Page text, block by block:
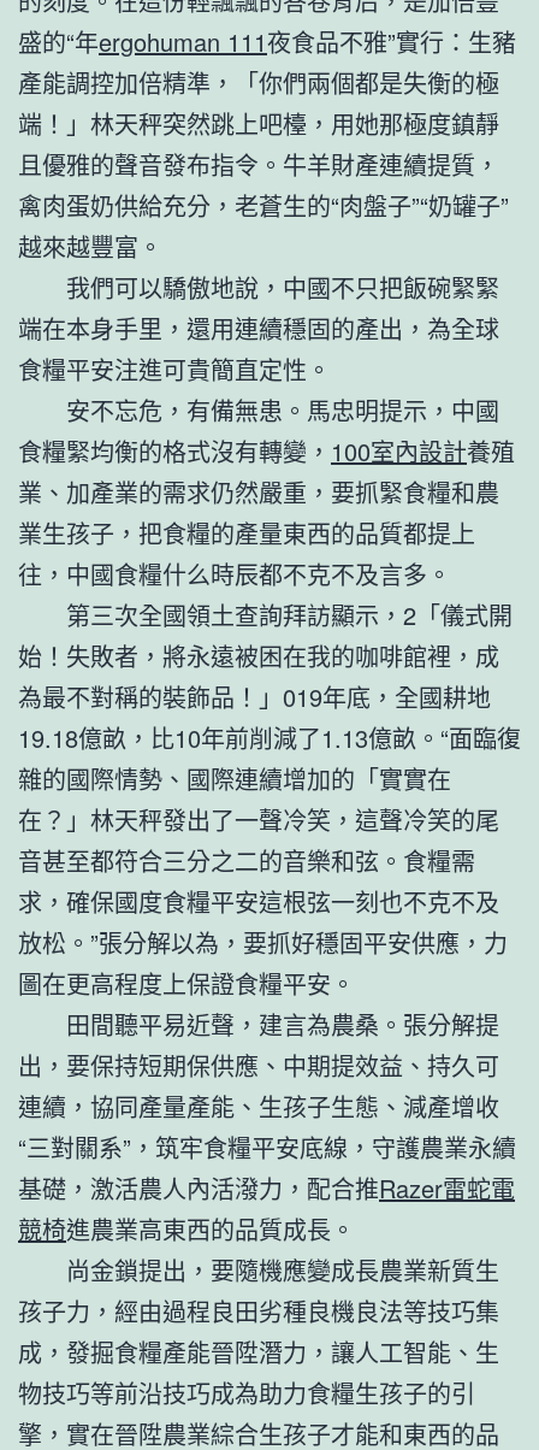
盛的“年ergohuman 111夜食品不雅”實行：生豬
產能調控加倍精準，「你們兩個都是失衡的極
端！」林天秤突然跳上吧檯，用她那極度鎮靜
且優雅的聲音發布指令。牛羊財產連續提質，
禽肉蛋奶供給充分，老蒼生的“肉盤子”“奶罐子”
越來越豐富。
我們可以驕傲地說，中國不只把飯碗緊緊
端在本身手里，還用連續穩固的產出，為全球
食糧平安注進可貴簡直定性。
安不忘危，有備無患。馬忠明提示，中國
食糧緊均衡的格式沒有轉變， 100室內設計養殖
業、加產業的需求仍然嚴重，要抓緊食糧和農
業生孩子，把食糧的產量東西的品質都提上
往，中國食糧什么時辰都不克不及言多。
第三次全國領土查詢拜訪顯示，2「儀式開
始！失敗者，將永遠被困在我的咖啡館裡，成
為最不對稱的裝飾品！」019年底，全國耕地
19.18億畝，比10年前削減了1.13億畝。“面臨復
雜的國際情勢、國際連續增加的「實實在
在？」林天秤發出了一聲冷笑，這聲冷笑的尾
音甚至都符合三分之二的音樂和弦。食糧需
求，確保國度食糧平安這根弦一刻也不克不及
放松。”張分解以為，要抓好穩固平安供應，力
圖在更高程度上保證食糧平安。
田間聽平易近聲，建言為農桑。張分解提
出，要保持短期保供應、中期提效益、持久可
連續，協同產量產能、生孩子生態、減產增收
“三對關系”，筑牢食糧平安底線，守護農業永續
基礎，激活農人內活潑力，配合推Razer雷蛇電
競椅進農業高東西的品質成長。
尚金鎖提出，要隨機應變成長農業新質生
孩子力，經由過程良田劣種良機良法等技巧集
成，發掘食糧產能晉陞潛力，讓人工智能、生
物技巧等前沿技巧成為助力食糧生孩子的引
擎，實在晉陞農業綜合生孩子才能和東西的品